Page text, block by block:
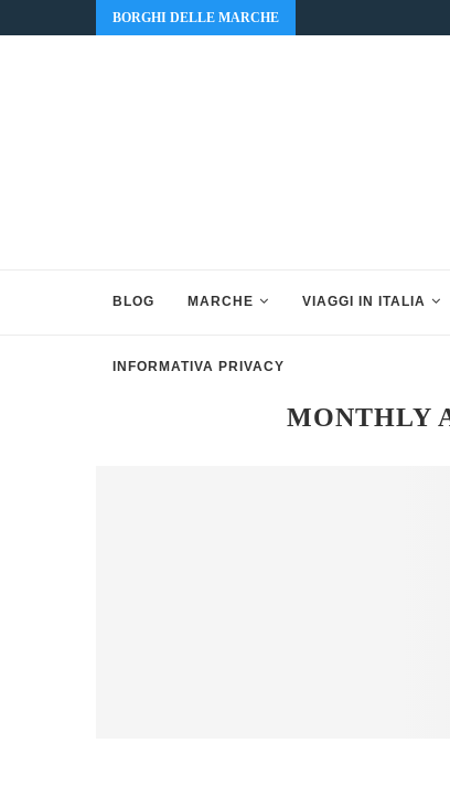
BORGHI DELLE MARCHE
BLOG MARCHE VIAGGI IN ITALIA
INFORMATIVA PRIVACY
MONTHLY